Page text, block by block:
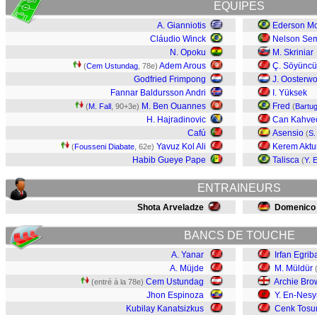
EQUIPES
A. Gianniotis
Cláudio Winck
N. Opoku
(Cem Ustundag , 78e) Adem Arous
Godfried Frimpong
Fannar Baldursson Andri
(M. Fall , 90+3e) M. Ben Ouannes
H. Hajradinovic
Cafú
(Fousseni Diabate , 62e) Yavuz Kol Ali
Habib Gueye Pape
Ederson
Nelson
M. Skriniar
Ç. Söyüncü
J.
I. Yüksek
Fred (
Can
Asensio (
Kerem
Talisca (Y.
ENTRAINEURS
Shota Arveladze
BANCS DE TOUCHE
A. Yanar
A. Müjde
(entré à la 78e) Cem Ustundag
Jhon Espinoza
Kubilay Kanatsizkus
Irfan
M. Müldür
Archie
Y. En-
Cenk